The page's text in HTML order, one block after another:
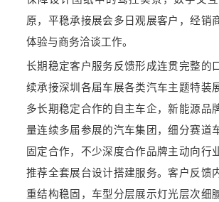
原，平稳承接展会多日观展客户，经销
体验与商务洽谈工作。
长期稳定客户服务反馈形成连贯完整的
续承接深圳各届车展各类汽车主题特装
多长期稳定合作的自主车企，新能源品
量连续多届参展的汽车集团，细分赛道
固定合作，不少深度合作品牌主动向行
推荐全套展台设计搭建服务。客户反馈
重结构稳固，车型分层展示灯光层次细